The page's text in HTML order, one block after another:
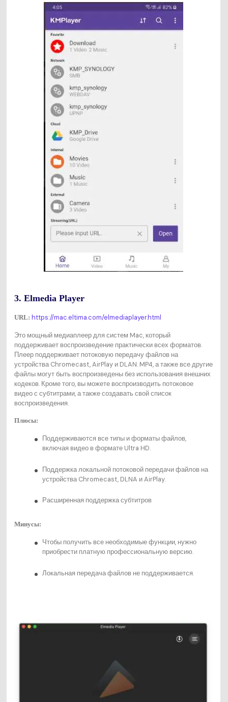
3. Elmedia Player
URL: https://mac.eltima.com/elmediaplayer.html
Это мощный медиаплеер для систем Mac, который
поддерживает воспроизведение практически всех форматов.
Плеер поддерживает потоковую передачу файлов на
устройства Chromecast, AirPlay и DLAN. MP4, а также все другие
файлы могут быть воспроизведены без использования внешних
кодеков. Кроме того, вы можете воспроизводить потоковое
видео с субтитрами, а также создавать свой список
воспроизведения.
Плюсы:
Поддерживаются все типы и форматы файлов,
включая видео в формате Ultra HD.
Поддержка локальной потоковой передачи файлов на
устройства Chromecast, DLNA и AirPlay.
Расширенная поддержка субтитров
Минусы:
Чтобы получить все необходимые функции, нужно
приобрести платную профессиональную версию.
Локальная передача файлов не поддерживается.